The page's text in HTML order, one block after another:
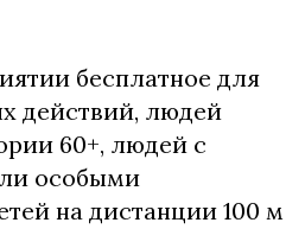
бесплатное для
действий, людей
60+, людей с
особыми
на дистанции 100 м